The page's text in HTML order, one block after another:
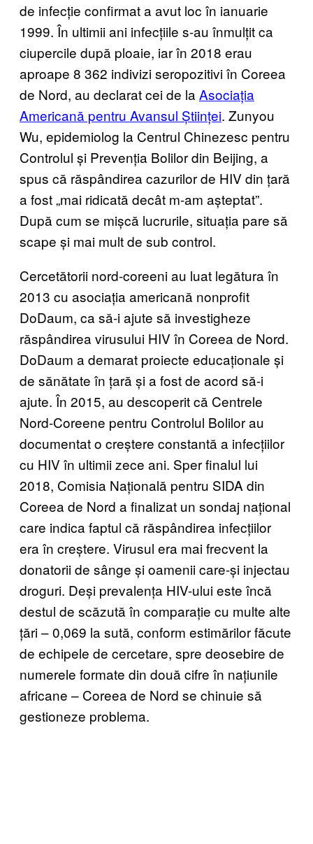
de infecție confirmat a avut loc în ianuarie
1999. În ultimii ani infecțiile s-au înmulțit ca
ciupercile după ploaie, iar în 2018 erau
aproape 8 362 indivizi seropozitivi în Coreea
de Nord, au declarat cei de la Asociația
Americană pentru Avansul Științei. Zunyou
Wu, epidemiolog la Centrul Chinezesc pentru
Controlul și Prevenția Bolilor din Beijing, a
spus că răspândirea cazurilor de HIV din țară
a fost „mai ridicată decât m-am așteptat”.
După cum se mișcă lucrurile, situația pare să
scape și mai mult de sub control.
Cercetătorii nord-coreeni au luat legătura în
2013 cu asociația americană nonprofit
DoDaum, ca să-i ajute să investigheze
răspândirea virusului HIV în Coreea de Nord.
DoDaum a demarat proiecte educaționale și
de sănătate în țară și a fost de acord să-i
ajute. În 2015, au descoperit că Centrele
Nord-Coreene pentru Controlul Bolilor au
documentat o creștere constantă a infecțiilor
cu HIV în ultimii zece ani. Sper finalul lui
2018, Comisia Națională pentru SIDA din
Coreea de Nord a finalizat un sondaj național
care indica faptul că răspândirea infecțiilor
era în creștere. Virusul era mai frecvent la
donatorii de sânge și oamenii care-și injectau
droguri. Deși prevalența HIV-ului este încă
destul de scăzută în comparație cu multe alte
țări – 0,069 la sută, conform estimărilor făcute
de echipele de cercetare, spre deosebire de
numerele formate din două cifre în națiunile
africane – Coreea de Nord se chinuie să
gestioneze problema.